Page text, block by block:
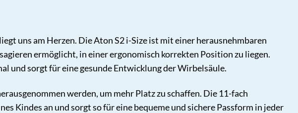
uns am Herzen. Die Aton S2 i-Size ist mit einer herausnehmbaren
ermöglicht, in einer ergonomisch korrekten Position zu liegen.
und sorgt für eine gesunde Entwicklung der Wirbelsäule.
werden, um mehr Platz zu schaffen. Die 11-fach
Kindes an und sorgt so für eine bequeme und sichere Passform in jeder